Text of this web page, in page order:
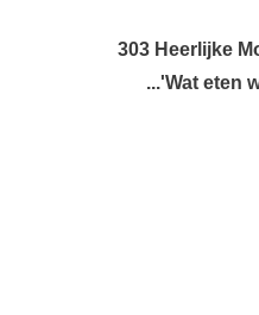
303 Heerlijke
...'Wat eten